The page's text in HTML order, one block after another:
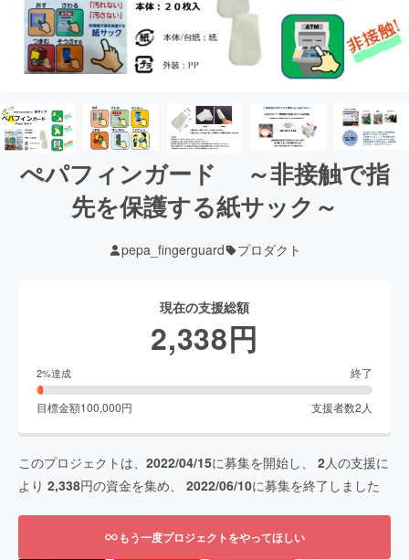
ぺパフィンガード ～非接触で指
先を保護する紙サック～
pepa_fingerguard プロダクト
現在の支援総額
2,338円
2%達成 終了
目標金額100,000円 支援者数2 人
このプロジェクトは、 2022/04/15に募集を開始し、 2人の支援に
より 2,338円の資金を集め、 2022/06/10に募集を終了しました
もう一度プロジェクトをやってほしい